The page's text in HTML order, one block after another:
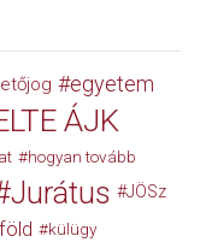
egyetem
ÁJK
hogyan tovább
Jurátus JÖSz
külügy